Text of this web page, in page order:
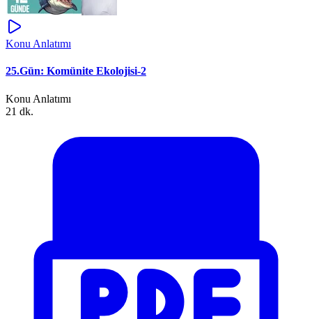
Konu Anlatımı
25.Gün: Komünite Ekolojisi-2
Konu Anlatımı
21 dk.